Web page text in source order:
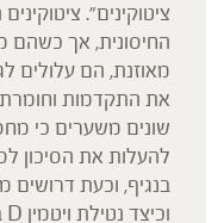
ציטוקינים".
החיסונית, אך כשהם
מאוזנת, הם עלולים
את התקדמות וחומרת
להעלות את הסיכון
בנגיף, וכעת דרושים
וכיצד נטילת ויטמין D במינונים שונים יכולה לסייע.